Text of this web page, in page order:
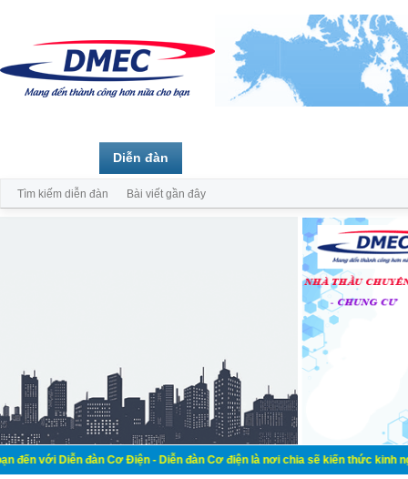
đàn Cơ Điện - Diễn đàn Cơ điện là nơi chia sẽ kiến thức kinh nghiệm
Diễn đàn
Tìm kiếm diễn đàn Bài viết gần đây